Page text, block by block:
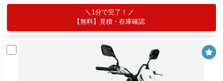
1分で完了！
【無料】見積・在庫確認